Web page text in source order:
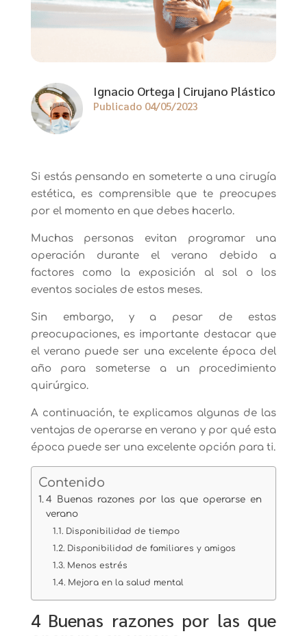
Ignacio Ortega | Cirujano Plástico
Publicado 04/05/2023
Si estás pensando en someterte a una cirugía
estética, es comprensible que te preocupes
por el momento en que debes hacerlo.
Muchas personas evitan programar una
operación durante el verano debido a
factores como la exposición al sol o los
eventos sociales de estos meses.
Sin embargo, y a pesar de estas
preocupaciones, es importante destacar que
el verano puede ser una excelente época del
año para someterse a un procedimiento
quirúrgico.
A continuación, te explicamos algunas de las
ventajas de operarse en verano y por qué esta
época puede ser una excelente opción para ti.
Contenido
4 Buenas razones por las que operarse en
verano
Disponibilidad de tiempo
Disponibilidad de familiares y amigos
Menos estrés
Mejora en la salud mental
4 Buenas razones por las que